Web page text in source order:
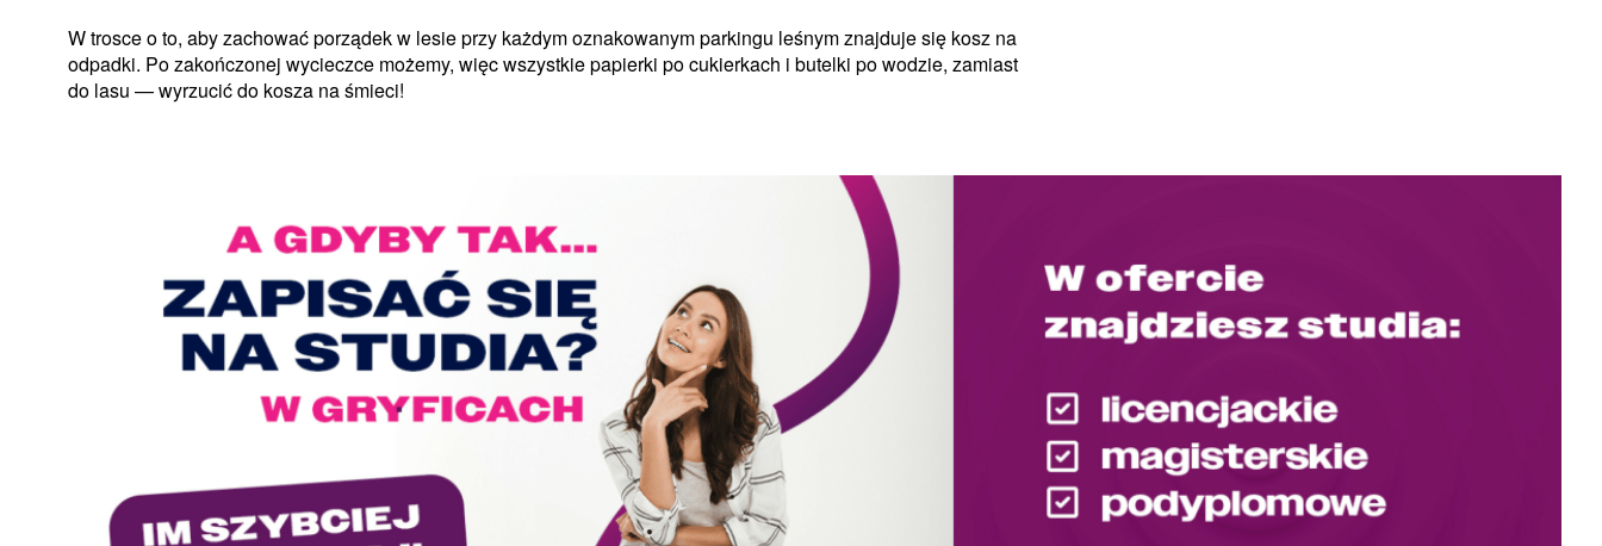
W trosce o to, aby zachować porządek w lesie przy każdym oznakowanym parkingu leśnym znajduje się kosz na
odpadki. Po zakończonej wycieczce możemy, więc wszystkie papierki po cukierkach i butelki po wodzie, zamiast
do lasu — wyrzucić do kosza na śmieci!